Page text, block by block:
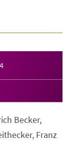
Becker,
Franz